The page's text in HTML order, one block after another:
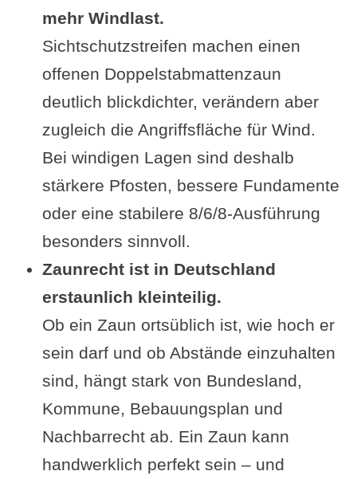
mehr Windlast.
Sichtschutzstreifen machen einen
offenen Doppelstabmattenzaun
deutlich blickdichter, verändern aber
zugleich die Angriffsfläche für Wind.
Bei windigen Lagen sind deshalb
stärkere Pfosten, bessere Fundamente
oder eine stabilere 8/6/8-Ausführung
besonders sinnvoll.
Zaunrecht ist in Deutschland
erstaunlich kleinteilig.
Ob ein Zaun ortsüblich ist, wie hoch er
sein darf und ob Abstände einzuhalten
sind, hängt stark von Bundesland,
Kommune, Bebauungsplan und
Nachbarrecht ab. Ein Zaun kann
handwerklich perfekt sein – und